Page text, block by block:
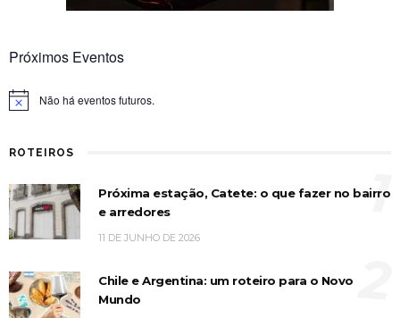
Próximos Eventos
Notice Não há eventos futuros.
ROTEIROS
Próxima estação, Catete: o que fazer no bairro
e arredores
11 DE JUNHO DE 2026
1
Chile e Argentina: um roteiro para o Novo
Mundo